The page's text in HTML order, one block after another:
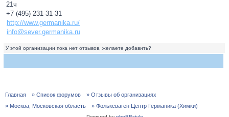
21ч
+7 (495) 231-31-31
http://www.germanika.ru/
info@sever.germanika.ru
У этой организации пока нет отзывов, желаете добавить?
Главная » Список форумов
» Отзывы об организациях
» Москва, Московская область
» Фольксваген Центр Германика (Химки)